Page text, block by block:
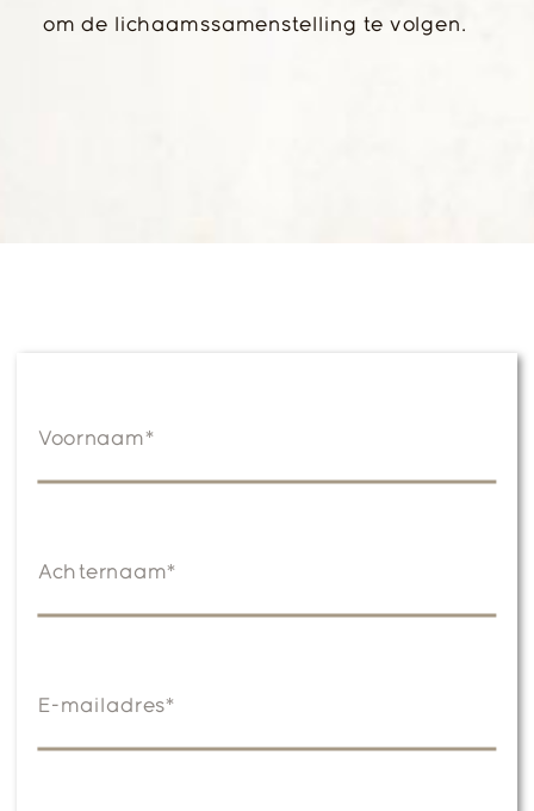
om de lichaamssamenstelling te volgen.